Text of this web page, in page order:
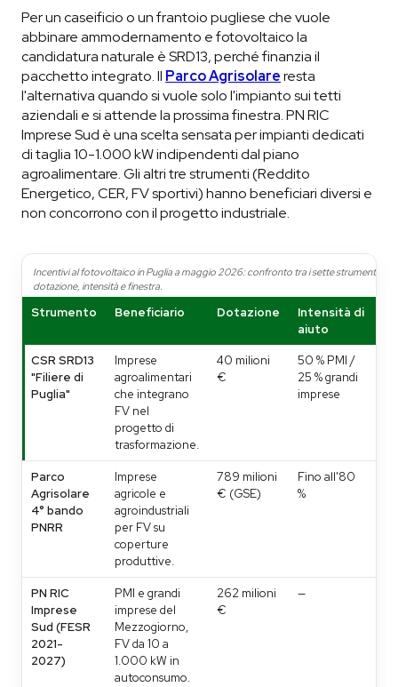
Per un caseificio o un frantoio pugliese che vuole
abbinare ammodernamento e fotovoltaico la
candidatura naturale è SRD13, perché finanzia il
pacchetto integrato. Il Parco Agrisolareresta
l'alternativa quando si vuole solo l'impianto sui tetti
aziendali e si attende la prossima finestra. PN RIC
Imprese Sud è una scelta sensata per impianti dedicati
di taglia 10-1.000 kW indipendenti dal piano
agroalimentare. Gli altri tre strumenti (Reddito
Energetico, CER, FV sportivi) hanno beneficiari diversi e
non concorrono con il progetto industriale.
Incentivi al fotovoltaico in Puglia a maggio 2026: confronto tra i sette strumenti su
dotazione, intensità e finestra.
Strumento Beneficiario Dotazione
Intensità di
aiuto
CSR SRD13
"Filiere di
Puglia"
Imprese
agroalimentari
che integrano
FV nel
progetto di
trasformazione.
40 milioni
€
50 % PMI /
25 % grandi
imprese
Parco
Agrisolare
4° bando
PNRR
Imprese
agricole e
agroindustriali
per FV su
coperture
produttive.
789 milioni
€ (GSE)
Fino all'80
%
PN RIC
Imprese
Sud (FESR
2021-
2027)
PMI e grandi
imprese del
Mezzogiorno,
FV da 10 a
1.000 kW in
autoconsumo.
262 milioni
€
—